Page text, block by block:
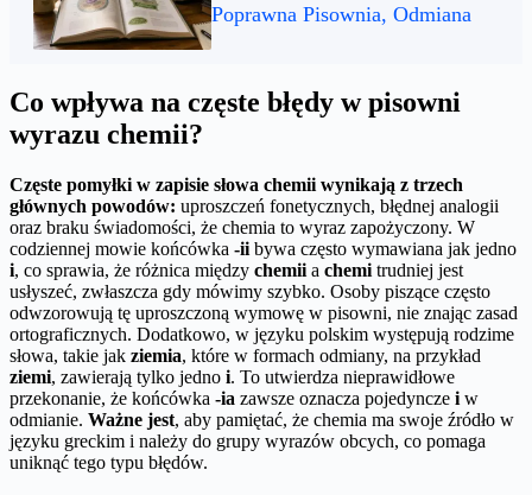
Poprawna Pisownia, Odmiana
Co wpływa na częste błędy w pisowni
wyrazu chemii?
Częste pomyłki w zapisie słowa chemii wynikają z trzech
głównych powodów: uproszczeń fonetycznych, błędnej analogii
oraz braku świadomości, że chemia to wyraz zapożyczony. W
codziennej mowie końcówka -ii bywa często wymawiana jak jedno
i, co sprawia, że różnica między chemii a chemi trudniej jest
usłyszeć, zwłaszcza gdy mówimy szybko. Osoby piszące często
odwzorowują tę uproszczoną wymowę w pisowni, nie znając zasad
ortograficznych. Dodatkowo, w języku polskim występują rodzime
słowa, takie jak ziemia, które w formach odmiany, na przykład
ziemi, zawierają tylko jedno i. To utwierdza nieprawidłowe
przekonanie, że końcówka -ia zawsze oznacza pojedyncze i w
odmianie. Ważne jest, aby pamiętać, że chemia ma swoje źródło w
języku greckim i należy do grupy wyrazów obcych, co pomaga
uniknąć tego typu błędów.